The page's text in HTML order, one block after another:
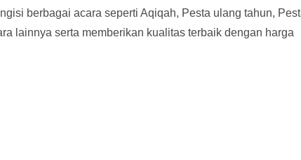
berbagai acara seperti Aqiqah, Pesta ulang tahun,
lainnya serta memberikan kualitas terbaik dengan harga